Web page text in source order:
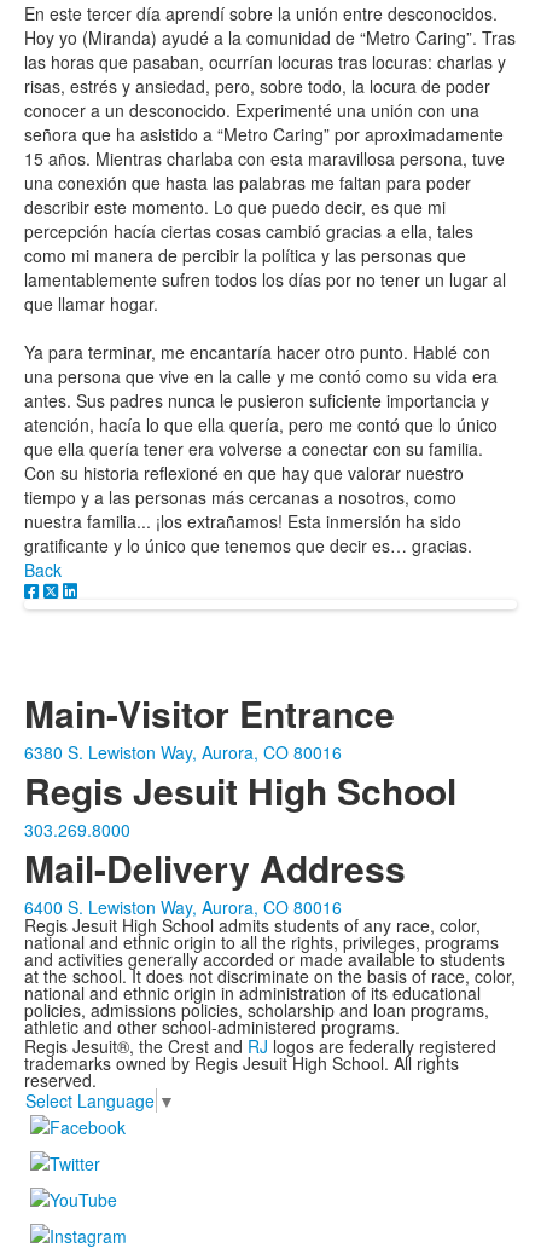
En este tercer día aprendí sobre la unión entre desconocidos.
Hoy yo (Miranda) ayudé a la comunidad de “Metro Caring”. Tras
las horas que pasaban, ocurrían locuras tras locuras: charlas y
risas, estrés y ansiedad, pero, sobre todo, la locura de poder
conocer a un desconocido. Experimenté una unión con una
señora que ha asistido a “Metro Caring” por aproximadamente
15 años. Mientras charlaba con esta maravillosa persona, tuve
una conexión que hasta las palabras me faltan para poder
describir este momento. Lo que puedo decir, es que mi
percepción hacía ciertas cosas cambió gracias a ella, tales
como mi manera de percibir la política y las personas que
lamentablemente sufren todos los días por no tener un lugar al
que llamar hogar.
Ya para terminar, me encantaría hacer otro punto. Hablé con
una persona que vive en la calle y me contó como su vida era
antes. Sus padres nunca le pusieron suficiente importancia y
atención, hacía lo que ella quería, pero me contó que lo único
que ella quería tener era volverse a conectar con su familia.
Con su historia reflexioné en que hay que valorar nuestro
tiempo y a las personas más cercanas a nosotros, como
nuestra familia... ¡los extrañamos! Esta inmersión ha sido
gratificante y lo único que tenemos que decir es… gracias.
Back
Main-Visitor Entrance
6380 S. Lewiston Way, Aurora, CO 80016
Regis Jesuit High School
303.269.8000
Mail-Delivery Address
6400 S. Lewiston Way, Aurora, CO 80016
Regis Jesuit High School admits students of any race, color,
national and ethnic origin to all the rights, privileges, programs
and activities generally accorded or made available to students
at the school. It does not discriminate on the basis of race, color,
national and ethnic origin in administration of its educational
policies, admissions policies, scholarship and loan programs,
athletic and other school-administered programs.
Regis Jesuit®, the Crest and RJ logos are federally registered
trademarks owned by Regis Jesuit High School. All rights
reserved.
Select Language ▼